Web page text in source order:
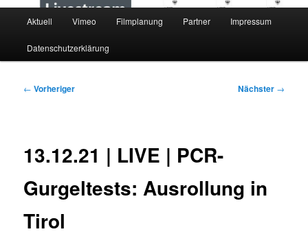
Aktuell Vimeo Filmplanung Partner Impressum
Datenschutzerklärung
Beitragsnavigation
← Vorheriger Nächster →
13.12.21 | LIVE | PCR-
Gurgeltests: Ausrollung in
Tirol